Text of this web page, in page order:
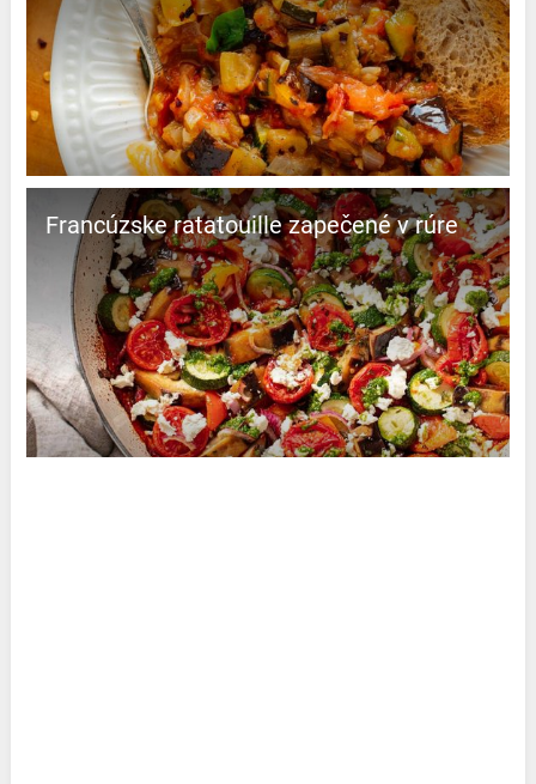
Francúzske ratatouille zapečené v rúre